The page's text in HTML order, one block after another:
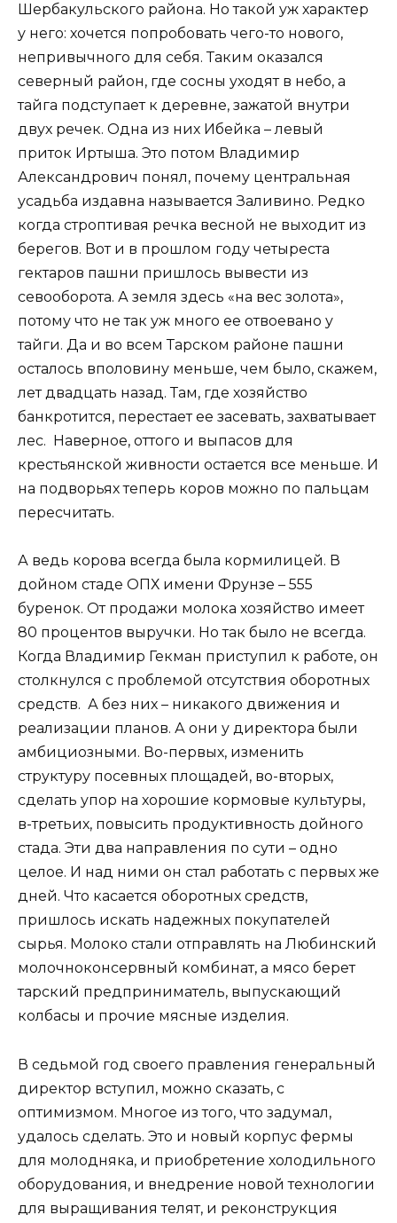
Шербакульского района. Но такой уж характер
у него: хочется попробовать чего-то нового,
непривычного для себя. Таким оказался
северный район, где сосны уходят в небо, а
тайга подступает к деревне, зажатой внутри
двух речек. Одна из них Ибейка – левый
приток Иртыша. Это потом Владимир
Александрович понял, почему центральная
усадьба издавна называется Заливино. Редко
когда строптивая речка весной не выходит из
берегов. Вот и в прошлом году четыреста
гектаров пашни пришлось вывести из
севооборота. А земля здесь «на вес золота»,
потому что не так уж много ее отвоевано у
тайги. Да и во всем Тарском районе пашни
осталось вполовину меньше, чем было, скажем,
лет двадцать назад. Там, где хозяйство
банкротится, перестает ее засевать, захватывает
лес. Наверное, оттого и выпасов для
крестьянской живности остается все меньше. И
на подворьях теперь коров можно по пальцам
пересчитать.
А ведь корова всегда была кормилицей. В
дойном стаде ОПХ имени Фрунзе – 555
буренок. От продажи молока хозяйство имеет
80 процентов выручки. Но так было не всегда.
Когда Владимир Гекман приступил к работе, он
столкнулся с проблемой отсутствия оборотных
средств. А без них – никакого движения и
реализации планов. А они у директора были
амбициозными. Во-первых, изменить
структуру посевных площадей, во-вторых,
сделать упор на хорошие кормовые культуры,
в-третьих, повысить продуктивность дойного
стада. Эти два направления по сути – одно
целое. И над ними он стал работать с первых же
дней. Что касается оборотных средств,
пришлось искать надежных покупателей
сырья. Молоко стали отправлять на Любинский
молочноконсервный комбинат, а мясо берет
тарский предприниматель, выпускающий
колбасы и прочие мясные изделия.
В седьмой год своего правления генеральный
директор вступил, можно сказать, с
оптимизмом. Многое из того, что задумал,
удалось сделать. Это и новый корпус фермы
для молодняка, и приобретение холодильного
оборудования, и внедрение новой технологии
для выращивания телят, и реконструкция